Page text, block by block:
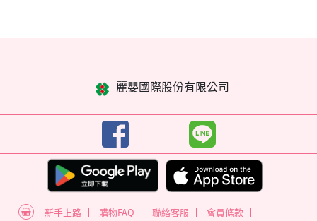
麗嬰國際股份有限公司
新手上路 購物FAQ 聯絡客服 會員條款